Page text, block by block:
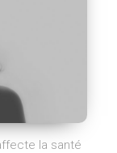
la santé